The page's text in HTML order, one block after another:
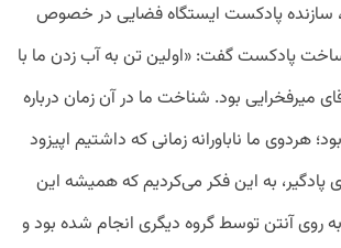
سازنده پادکست ایستگاه فضایی در خصوص
پادکست گفت:‌ «اولین تن به آب زدن ما با
میرفخرایی بود. شناخت ما در آن زمان درباره
هردوی ما ناباورانه زمانی که داشتیم اپیزود
پادگیر، به این فکر می‌کردیم که همیشه این
به روی آنتن توسط گروه دیگری انجام شده بود و